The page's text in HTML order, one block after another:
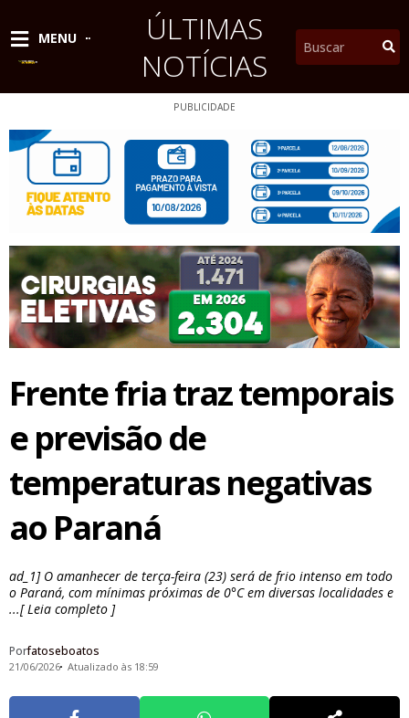
conteúdo
MENU
ÚLTIMAS
NOTÍCIAS
Pesquisar
PUBLICIDADE
Frente fria traz temporais
e previsão de
temperaturas negativas
ao Paraná
ad_1] O amanhecer de terça-feira (23) será de frio intenso em todo
o Paraná, com mínimas próximas de 0°C em diversas localidades e
...[ Leia completo ]
Porfatoseboatos
21/06/2026 Atualizado às 18:59